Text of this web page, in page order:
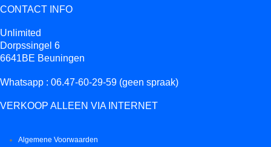
CONTACT INFO
Unlimited
Dorpssingel 6
6641BE Beuningen
Whatsapp : 06.47-60-29-59 (geen spraak)
VERKOOP ALLEEN VIA INTERNET
Algemene Voorwaarden